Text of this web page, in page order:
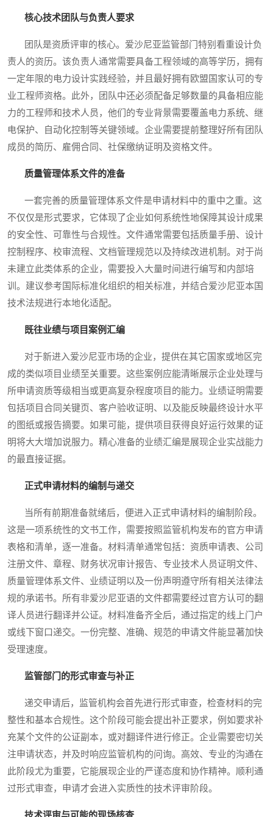
核心技术团队与负责人要求
团队是资质评审的核心。爱沙尼亚监管部门特别看重设计负
责人的资历。该负责人通常需要具备工程领域的高等学历，拥有
一定年限的电力设计实践经验，并且最好拥有欧盟国家认可的专
业工程师资格。此外，团队中还必须配备足够数量的具备相应能
力的工程师和技术人员，他们的专业背景需要覆盖电力系统、继
电保护、自动化控制等关键领域。企业需要提前整理好所有团队
成员的简历、雇佣合同、社保缴纳证明及资格文件。
质量管理体系文件的准备
一套完善的质量管理体系文件是申请材料中的重中之重。这
不仅仅是形式要求，它体现了企业如何系统性地保障其设计成果
的安全性、可靠性与合规性。文件通常需要包括质量手册、设计
控制程序、校审流程、文档管理规范以及持续改进机制。对于尚
未建立此类体系的企业，需要投入大量时间进行编写和内部培
训。建议参考国际标准化组织的相关标准，并结合爱沙尼亚本国
技术法规进行本地化适配。
既往业绩与项目案例汇编
对于新进入爱沙尼亚市场的企业，提供在其它国家或地区完
成的类似项目业绩至关重要。这些案例应能清晰展示企业处理与
所申请资质等级相当或更高复杂程度项目的能力。业绩证明需要
包括项目合同关键页、客户验收证明、以及能反映最终设计水平
的图纸或报告摘要。如果可能，提供项目获得良好运行效果的证
明将大大增加说服力。精心准备的业绩汇编是展现企业实战能力
的最直接证据。
正式申请材料的编制与递交
当所有前期准备就绪后，便进入正式申请材料的编制阶段。
这是一项系统性的文书工作，需要按照监管机构发布的官方申请
表格和清单，逐一准备。材料清单通常包括：资质申请表、公司
注册文件、章程、财务状况审计报告、专业技术人员证明文件、
质量管理体系文件、业绩证明以及一份声明遵守所有相关法律法
规的承诺书。所有非爱沙尼亚语的文件都需要经过官方认可的翻
译人员进行翻译并公证。材料准备齐全后，通过指定的线上门户
或线下窗口递交。一份完整、准确、规范的申请文件能显著加快
受理速度。
监管部门的形式审查与补正
递交申请后，监管机构会首先进行形式审查，检查材料的完
整性和基本合规性。这个阶段可能会提出补正要求，例如要求补
充某个文件的公证副本，或对翻译件进行修正。企业需要密切关
注申请状态，并及时响应监管机构的问询。高效、专业的沟通在
此阶段尤为重要，它能展现企业的严谨态度和协作精神。顺利通
过形式审查，申请才会进入实质性的技术评审阶段。
技术评审与可能的现场核查